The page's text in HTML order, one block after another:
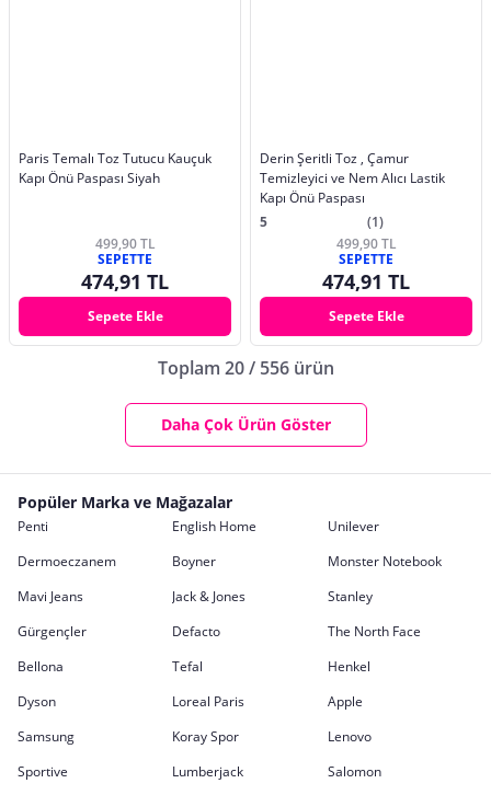
Paris Temalı Toz Tutucu Kauçuk
Kapı Önü Paspası Siyah
499,90 TL
SEPETTE
474,91 TL
Sepete Ekle
Derin Şeritli Toz , Çamur
Temizleyici ve Nem Alıcı Lastik
Kapı Önü Paspası
5
(1)
499,90 TL
SEPETTE
474,91 TL
Sepete Ekle
Toplam 20 / 556 ürün
Daha Çok Ürün Göster
Popüler Marka ve Mağazalar
Penti English Home
Unilever
Dermoeczanem
Boyner
Monster Notebook
Mavi Jeans
Jack & Jones
Stanley
Gürgençler
Defacto
The North Face
Bellona
Tefal
Henkel
Dyson
Loreal Paris
Apple
Samsung
Koray Spor
Lenovo
Sportive
Lumberjack
Salomon